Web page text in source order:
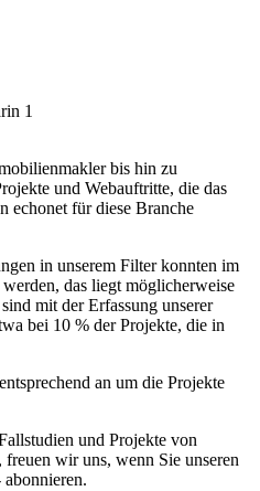
1
bis hin zu
und Webauftritte, die das
echonet für diese Branche
in unserem Filter konnten im
das liegt möglicherweise
mit der Erfassung unserer
bei 10 % der Projekte, die in
an um die Projekte
und Projekte von
wir uns, wenn Sie unseren